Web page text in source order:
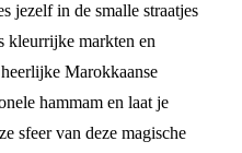
jezelf in de smalle straatjes
kleurrijke markten en
Marokkaanse
hammam en laat je
sfeer van deze magische